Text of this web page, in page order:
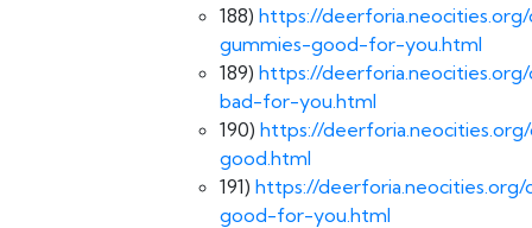
188) https://
gummies-good-for-you.html
189) https://
bad-for-you.html
190) https://
good.html
191) https://
good-for-you.html